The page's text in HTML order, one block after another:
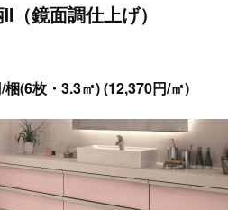
（鏡面調仕上げ）
(6枚・3.3㎡) (12,370円/㎡)